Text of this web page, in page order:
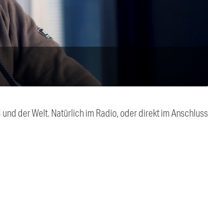
der Welt. Natürlich im Radio, oder direkt im Anschluss